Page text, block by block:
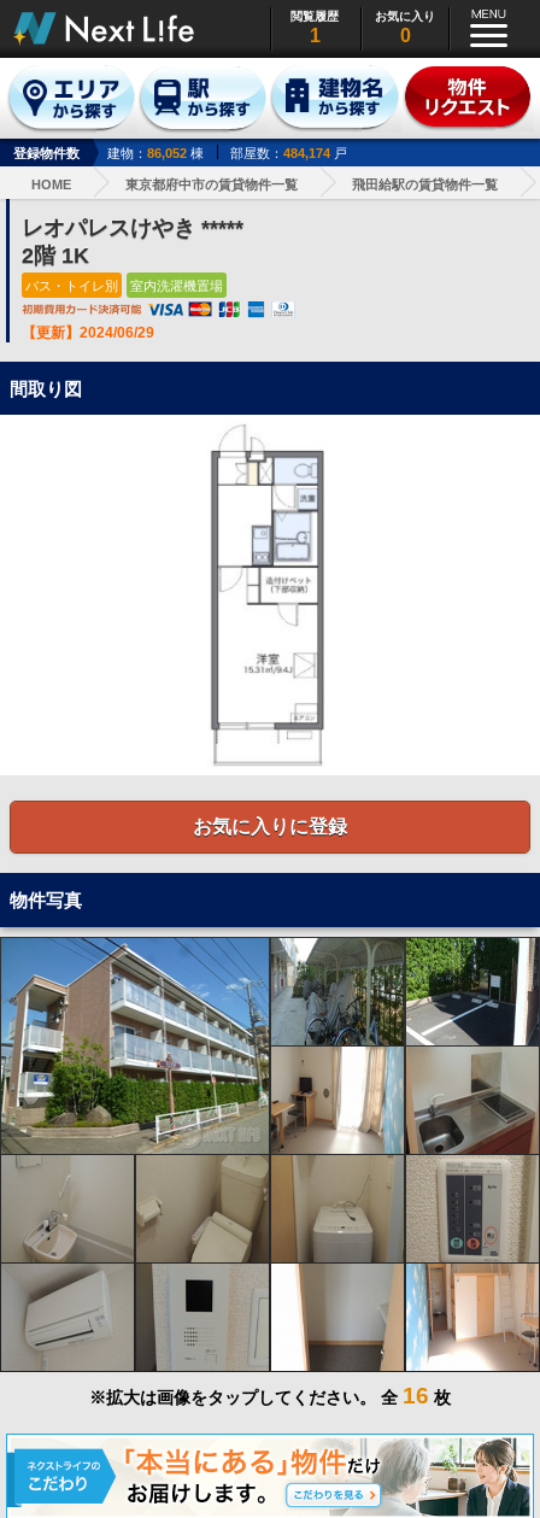
閲覧履歴
1
お気に入り
0
登録物件数 建物： 86,052 棟 部屋数： 484,174 戸
HOME 東京都府中市の賃貸物件一覧 飛田給駅の賃貸物件一覧
レオパレスけやき *****
2階 1K
バス・トイレ別 室内洗濯機置場
【更新】2024/06/29
間取り図
お気に入りに登録
物件写真
※拡大は画像をタップしてください。 全 16 枚